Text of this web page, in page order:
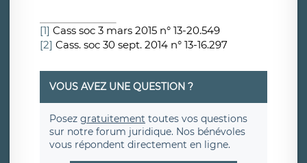
[1] Cass soc 3 mars 2015 n° 13-20.549
[2] Cass. soc 30 sept. 2014 n° 13-16.297
VOUS AVEZ UNE QUESTION ?
Posez gratuitement toutes vos questions
sur notre forum juridique. Nos bénévoles
vous répondent directement en ligne.